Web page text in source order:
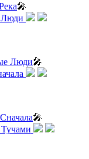
🎤
Люди🎤
🎤